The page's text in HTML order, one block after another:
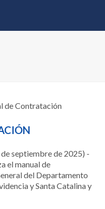
de Contratación
septiembre de 2025) -
el manual de
del Departamento
y Santa Catalina y